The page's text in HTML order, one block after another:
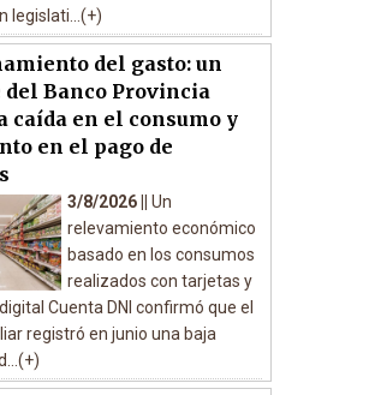
legislati...(+)
del gasto: un
Banco Provincia
caída en el consumo y
en el pago de
3/8/2026 || Un
relevamiento económico
basado en los consumos
realizados con tarjetas y
Cuenta DNI confirmó que el
registró en junio una baja